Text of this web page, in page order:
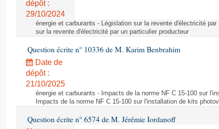
dépôt :
29/10/2024
énergie et carburants - Législation sur la revente d'électricité
sur la revente d'électricité par un particulier producteur
Question écrite n° 10336 de M. Karim Benbrahim
Date de
dépôt :
21/10/2025
énergie et carburants - Impacts de la norme NF C 15-100 sur
Impacts de la norme NF C 15-100 sur l'installation de kits
Question écrite n° 6574 de M. Jérémie Iordanoff